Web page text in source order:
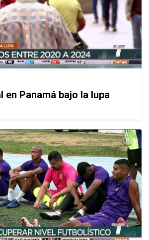
en Panamá bajo la lupa